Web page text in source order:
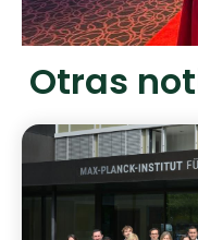
Otras